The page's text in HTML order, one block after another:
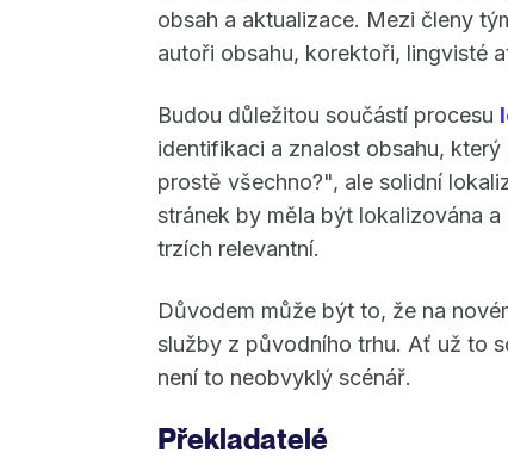
obsah a aktualizace. Mezi členy
autoři obsahu, korektoři, lingvisté
Budou důležitou součástí procesu
identifikaci a znalost obsahu,
prostě všechno?", ale solidní
stránek by měla být lokalizována
trzích relevantní.
Důvodem může být to, že na
služby z původního trhu. Ať už to
není to neobvyklý scénář.
Překladatelé